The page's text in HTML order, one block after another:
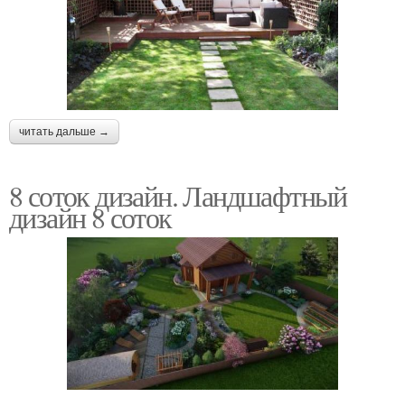
читать дальше →
8 соток дизайн. Ландшафтный
дизайн 8 соток